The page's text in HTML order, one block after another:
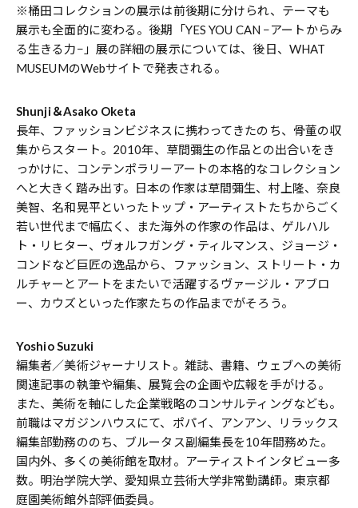
※桶田コレクションの展示は前後期に分けられ、テーマも
展示も全面的に変わる。後期「YES YOU CAN −アートからみ
る生きる力−」展の詳細の展示については、後日、WHAT
MUSEUMのWebサイトで発表される。
Shunji＆Asako Oketa
長年、ファッションビジネスに携わってきたのち、骨董の収
集からスタート。2010年、草間彌生の作品との出合いをき
っかけに、コンテンポラリーアートの本格的なコレクション
へと大きく踏み出す。日本の作家は草間彌生、村上隆、奈良
美智、名和晃平といったトップ・アーティストたちからごく
若い世代まで幅広く、また海外の作家の作品は、ゲルハル
ト・リヒター、ヴォルフガング・ティルマンス、ジョージ・
コンドなど巨匠の逸品から、ファッション、ストリート・カ
ルチャーとアートをまたいで活躍するヴァージル・アブロ
ー、カウズといった作家たちの作品までがそろう。
Yoshio Suzuki
編集者／美術ジャーナリスト。雑誌、書籍、ウェブへの美術
関連記事の執筆や編集、展覧会の企画や広報を手がける。
また、美術を軸にした企業戦略のコンサルティングなども。
前職はマガジンハウスにて、ポパイ、アンアン、リラックス
編集部勤務ののち、ブルータス副編集長を10年間務めた。
国内外、多くの美術館を取材。アーティストインタビュー多
数。明治学院大学、愛知県立芸術大学非常勤講師。東京都
庭園美術館外部評価委員。